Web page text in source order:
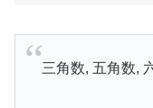
三角数, 五角数,